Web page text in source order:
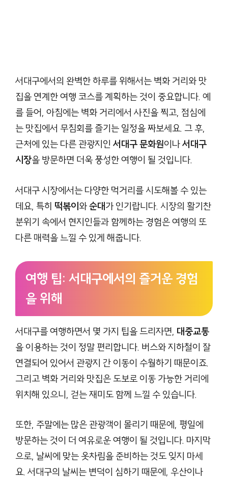
서대구에서의 완벽한 하루를 위해서는 벽화 거리와 맛
집을 연계한 여행 코스를 계획하는 것이 중요합니다. 예
를 들어, 아침에는 벽화 거리에서 사진을 찍고, 점심에
는 맛집에서 무침회를 즐기는 일정을 짜보세요. 그 후,
근처에 있는 다른 관광지인 서대구 문화원이나서대구
시장을 방문하면 더욱 풍성한 여행이 될 것입니다.
서대구 시장에서는 다양한 먹거리를 시도해볼 수 있는
데요, 특히 떡볶이와순대가 인기랍니다. 시장의 활기찬
분위기 속에서 현지인들과 함께하는 경험은 여행의 또
다른 매력을 느낄 수 있게 해줍니다.
여행 팁: 서대구에서의 즐거운 경험
을 위해
서대구를 여행하면서 몇 가지 팁을 드리자면, 대중교통
을 이용하는 것이 정말 편리합니다. 버스와 지하철이 잘
연결되어 있어서 관광지 간 이동이 수월하기 때문이죠.
그리고 벽화 거리와 맛집은 도보로 이동 가능한 거리에
위치해 있으니, 걷는 재미도 함께 느낄 수 있습니다.
또한, 주말에는 많은 관광객이 몰리기 때문에, 평일에
방문하는 것이 더 여유로운 여행이 될 것입니다. 마지막
으로, 날씨에 맞는 옷차림을 준비하는 것도 잊지 마세
요. 서대구의 날씨는 변덕이 심하기 때문에, 우산이나